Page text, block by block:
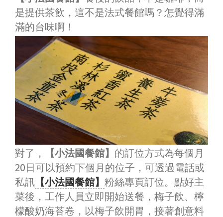
是提供茶飲，這不是法式餐館嗎？怎覺得滿
滿的台味啊！
對了， 【小法國餐館】 的訂位方式為每個月
20日可以預約下個月的位子，可透過電話或
私訊 【小法國餐館】 粉絲專頁訂位。點好主
菜後，工作人員立即開始送餐，梅子飲、檸
檬酸奶海苔卷，以梅子飲開胃，接著創意料